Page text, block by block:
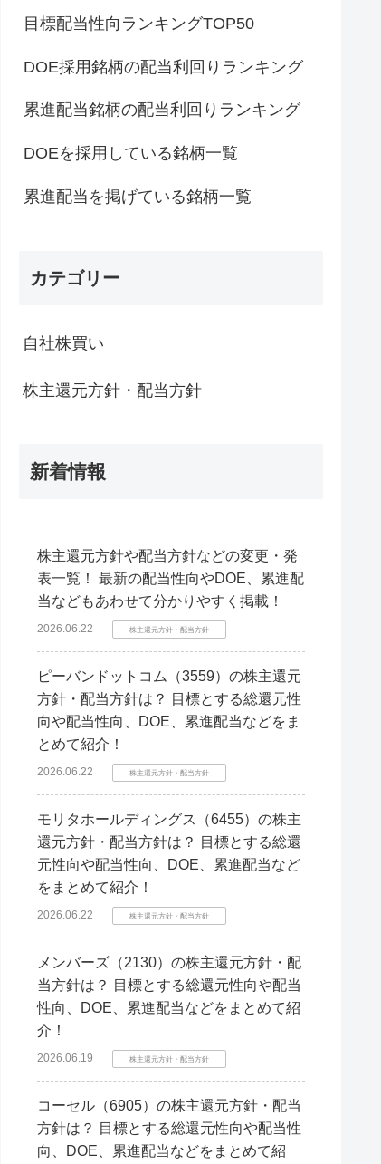
目標配当性向ランキングTOP50
DOE採用銘柄の配当利回りランキング
累進配当銘柄の配当利回りランキング
DOEを採用している銘柄一覧
累進配当を掲げている銘柄一覧
カテゴリー
自社株買い
株主還元方針・配当方針
新着情報
株主還元方針や配当方針などの変更・発
表一覧！ 最新の配当性向やDOE、累進配
当などもあわせて分かりやすく掲載！
2026.06.22 株主還元方針・配当方針
ピーバンドットコム（3559）の株主還元
方針・配当方針は？ 目標とする総還元性
向や配当性向、DOE、累進配当などをま
とめて紹介！
2026.06.22 株主還元方針・配当方針
モリタホールディングス（6455）の株主
還元方針・配当方針は？ 目標とする総還
元性向や配当性向、DOE、累進配当など
をまとめて紹介！
2026.06.22 株主還元方針・配当方針
メンバーズ（2130）の株主還元方針・配
当方針は？ 目標とする総還元性向や配当
性向、DOE、累進配当などをまとめて紹
介！
2026.06.19 株主還元方針・配当方針
コーセル（6905）の株主還元方針・配当
方針は？ 目標とする総還元性向や配当性
向、DOE、累進配当などをまとめて紹